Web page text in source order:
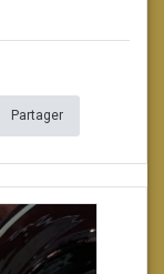
Partager